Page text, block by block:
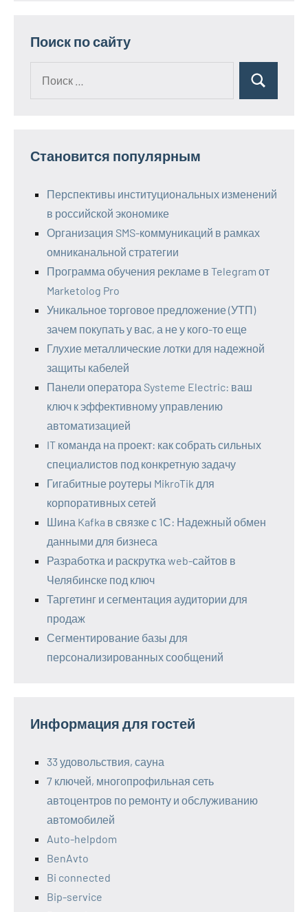
Поиск по сайту
Поиск
Становится популярным
Перспективы институциональных изменений
в российской экономике
Организация SMS-коммуникаций в рамках
омниканальной стратегии
Программа обучения рекламе в Telegram от
Marketolog Pro
Уникальное торговое предложение (УТП)
зачем покупать у вас, а не у кого-то еще
Глухие металлические лотки для надежной
защиты кабелей
Панели оператора Systeme Electric: ваш
ключ к эффективному управлению
автоматизацией
IT команда на проект: как собрать сильных
специалистов под конкретную задачу
Гигабитные роутеры MikroTik для
корпоративных сетей
Шина Kafka в связке с 1С: Надежный обмен
данными для бизнеса
Разработка и раскрутка web-сайтов в
Челябинске под ключ
Таргетинг и сегментация аудитории для
продаж
Сегментирование базы для
персонализированных сообщений
Информация для гостей
33 удовольствия, сауна
7 ключей, многопрофильная сеть
автоцентров по ремонту и обслуживанию
автомобилей
Auto-helpdom
BenAvto
Bi connected
Bip-service